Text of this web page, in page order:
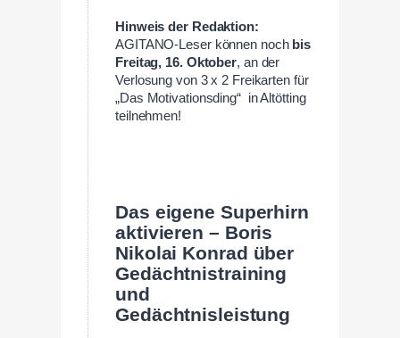
Hinweis der Redaktion:
AGITANO-Leser können noch bis
Freitag, 16. Oktober, an der
Verlosung von 3 x 2 Freikarten für
„Das Motivationsding“ in Altötting
teilnehmen!
Das eigene Superhirn
aktivieren – Boris
Nikolai Konrad über
Gedächtnistraining
und
Gedächtnisleistung